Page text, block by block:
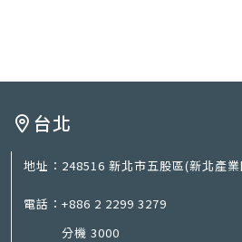
台北
地址： 248516 新北市五股區(新北產
電話： +886 2 2299 3279
分機 3000